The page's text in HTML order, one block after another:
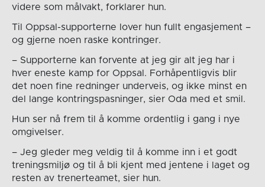
videre som målvakt, forklarer hun.
Til Oppsal-supporterne lover hun fullt engasjement –
og gjerne noen raske kontringer.
– Supporterne kan forvente at jeg gir alt jeg har i
hver eneste kamp for Oppsal. Forhåpentligvis blir
det noen fine redninger underveis, og ikke minst en
del lange kontringspasninger, sier Oda med et smil.
Hun ser nå frem til å komme ordentlig i gang i nye
omgivelser.
– Jeg gleder meg veldig til å komme inn i et godt
treningsmiljø og til å bli kjent med jentene i laget og
resten av trenerteamet, sier hun.